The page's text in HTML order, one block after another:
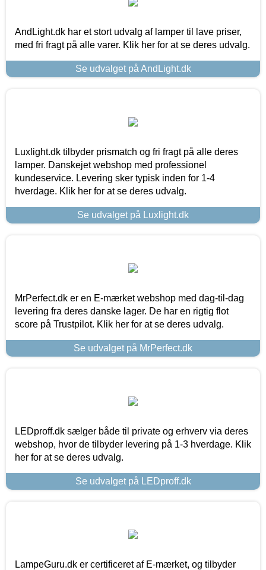
AndLight.dk har et stort udvalg af lamper til lave priser,
med fri fragt på alle varer. Klik her for at se deres udvalg.
Se udvalget på AndLight.dk
Luxlight.dk tilbyder prismatch og fri fragt på alle deres
lamper. Danskejet webshop med professionel
kundeservice. Levering sker typisk inden for 1-4
hverdage. Klik her for at se deres udvalg.
Se udvalget på Luxlight.dk
MrPerfect.dk er en E-mærket webshop med dag-til-dag
levering fra deres danske lager. De har en rigtig flot
score på Trustpilot. Klik her for at se deres udvalg.
Se udvalget på MrPerfect.dk
LEDproff.dk sælger både til private og erhverv via deres
webshop, hvor de tilbyder levering på 1-3 hverdage. Klik
her for at se deres udvalg.
Se udvalget på LEDproff.dk
LampeGuru.dk er certificeret af E-mærket, og tilbyder